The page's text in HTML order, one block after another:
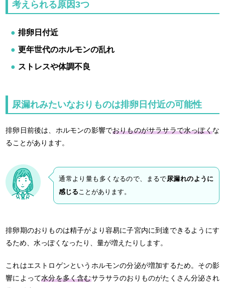
考えられる原因3つ
排卵日付近
更年世代のホルモンの乱れ
ストレスや体調不良
尿漏れみたいなおりものは排卵日付近の可能性
排卵日前後は、ホルモンの影響でおりものがサラサラで水っぽくな
ることがあります。
通常より量も多くなるので、まるで尿漏れのように
感じることがあります。
排卵期のおりものは精子がより容易に子宮内に到達できるようにす
るため、水っぽくなったり、量が増えたりします。
これはエストロゲンというホルモンの分泌が増加するため。その影
響によって水分を多く含むサラサラのおりものがたくさん分泌され